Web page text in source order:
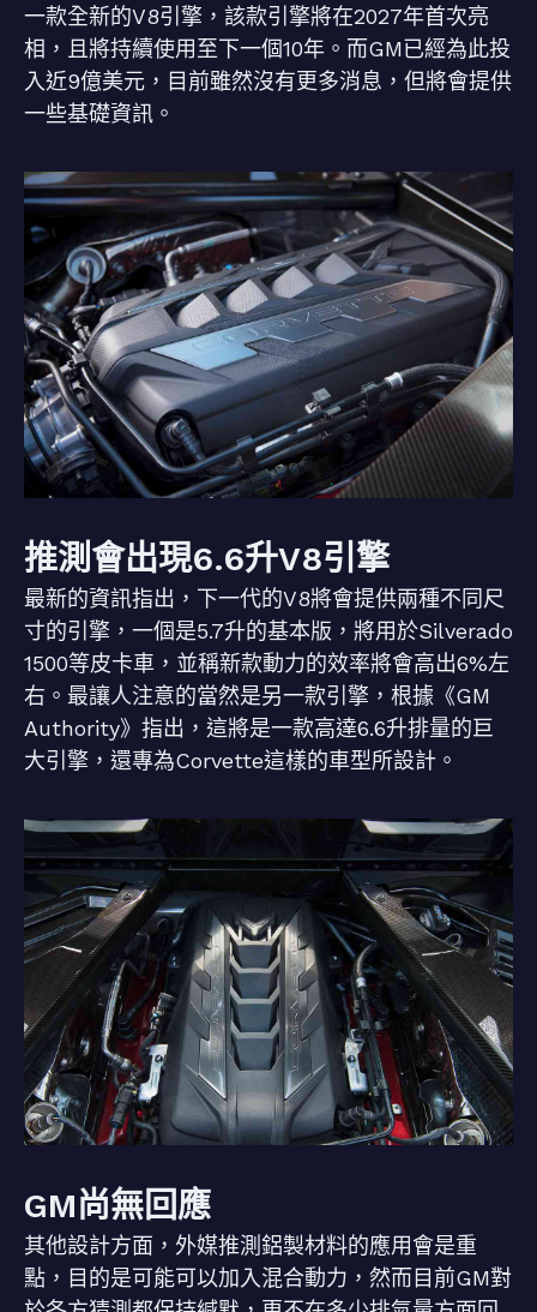
一款全新的V8引擎，該款引擎將在2027年首次亮
相，且將持續使用至下一個10年。而GM已經為此投
入近9億美元，目前雖然沒有更多消息，但將會提供
一些基礎資訊。
推測會出現6.6升V8引擎
最新的資訊指出，下一代的V8將會提供兩種不同尺
寸的引擎，一個是5.7升的基本版，將用於Silverado
1500等皮卡車，並稱新款動力的效率將會高出6%左
右。最讓人注意的當然是另一款引擎，根據《GM
Authority》指出，這將是一款高達6.6升排量的巨
大引擎，還專為Corvette這樣的車型所設計。
GM尚無回應
其他設計方面，外媒推測鋁製材料的應用會是重
點，目的是可能可以加入混合動力，然而目前GM對